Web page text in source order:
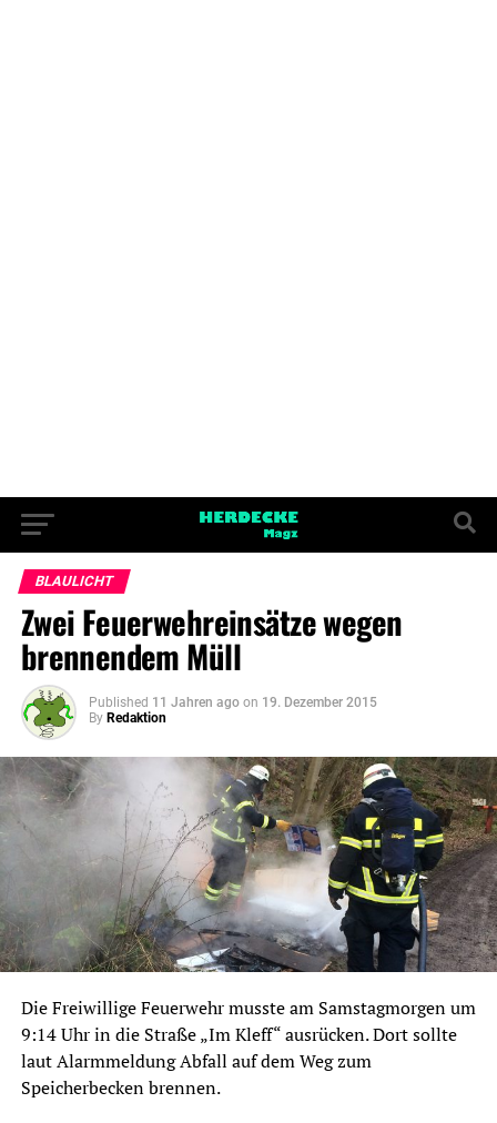
BLAULICHT
Zwei Feuerwehreinsätze wegen
brennendem Müll
Published 11 Jahren ago on 19. Dezember 2015
By Redaktion
Die Freiwillige Feuerwehr musste am Samstagmorgen um
9:14 Uhr in die Straße „Im Kleff“ ausrücken. Dort sollte
laut Alarmmeldung Abfall auf dem Weg zum
Speicherbecken brennen.